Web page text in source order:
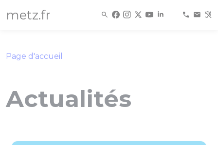
metz.fr
Page d'accueil
Actualités